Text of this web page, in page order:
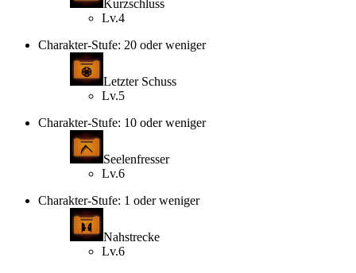
Kurzschluss
Lv.4
Charakter-Stufe: 20 oder weniger
Letzter Schuss
Lv.5
Charakter-Stufe: 10 oder weniger
Seelenfresser
Lv.6
Charakter-Stufe: 1 oder weniger
Nahstrecke
Lv.6